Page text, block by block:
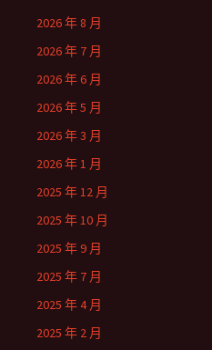
2026 年 8 月
2026 年 7 月
2026 年 6 月
2026 年 5 月
2026 年 3 月
2026 年 1 月
2025 年 12 月
2025 年 10 月
2025 年 9 月
2025 年 7 月
2025 年 4 月
2025 年 2 月